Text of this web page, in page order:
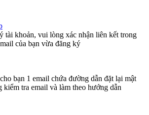
tài khoản, vui lòng xác nhận liên kết trong
của bạn vừa đăng ký
bạn 1 email chứa đường dẫn đặt lại mật
kiểm tra email và làm theo hướng dẫn